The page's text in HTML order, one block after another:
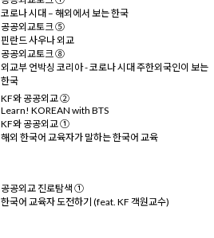
코로나 시대 – 해외에서 보는 한국
공공외교토크 ⑤
핀란드 사우나 외교
공공외교토크 ⑧
외교부 언박싱 코리아 - 코로나 시대 주한외국인이 보는
한국
KF와 공공외교 ②
Learn! KOREAN with BTS
KF와 공공외교 ①
해외 한국어 교육자가 말하는 한국어 교육
공공외교 진로탐색 ①
한국어 교육자 도전하기 (feat. KF 객원교수)